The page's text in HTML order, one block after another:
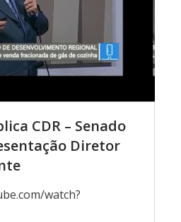
CDR – Senado
Diretor
watch?